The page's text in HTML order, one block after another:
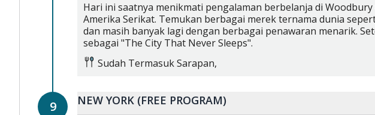
Hari ini saatnya menikmati pengalaman berbelanja di
Amerika Serikat. Temukan berbagai merek ternama dunia
dan masih banyak lagi dengan berbagai penawaran menarik.
sebagai "The City That Never Sleeps".
Sudah TermasukSarapan,
9 NEW YORK (FREE PROGRAM)